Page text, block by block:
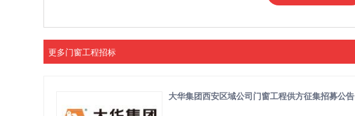
更多门窗工程招标
大华集团西安区域公司门窗工程供方征集招募公告